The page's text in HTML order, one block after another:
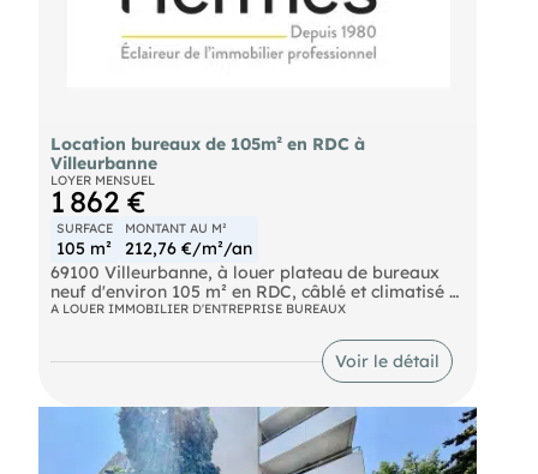
Location bureaux de 105m² en RDC à
Villeurbanne
LOYER MENSUEL
1 862 €
SURFACE
105 m²
MONTANT AU M²
212,76 €/m²/an
69100 Villeurbanne, à louer plateau de bureaux
neuf d'environ 105 m² en RDC, câblé et climatisé +
2 parking intérieur cour sécurisés. Disponible
A LOUER IMMOBILIER D'ENTREPRISE BUREAUX
Voir le détail